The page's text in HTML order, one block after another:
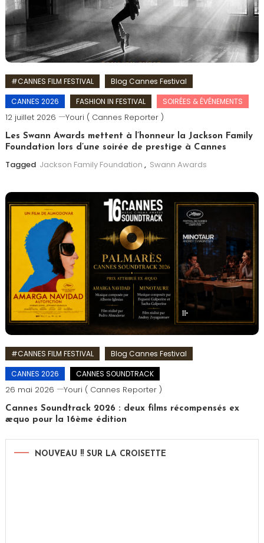
#CANNES FILM FESTIVAL
Blog Cannes Festival
CANNES 2026
FASHION IN FESTIVAL SOIRÉES & ÉVÉNEMENTS
12 juillet 2026 Youri ( Cannes Reporter )
Les Swann Awards mettent à l’honneur la Jackson Family
Foundation lors d’une soirée de prestige à Cannes
Tagged Jackson Family Foundation , Swann Awards
#CANNES FILM FESTIVAL
Blog Cannes Festival
CANNES 2026
CANNES SOUNDTRACK
26 mai 2026 Youri ( Cannes Reporter )
Cannes Soundtrack 2026 : deux films récompensés ex
æquo pour la 16ème édition
NOUVEAU !! SUR LA CROISETTE